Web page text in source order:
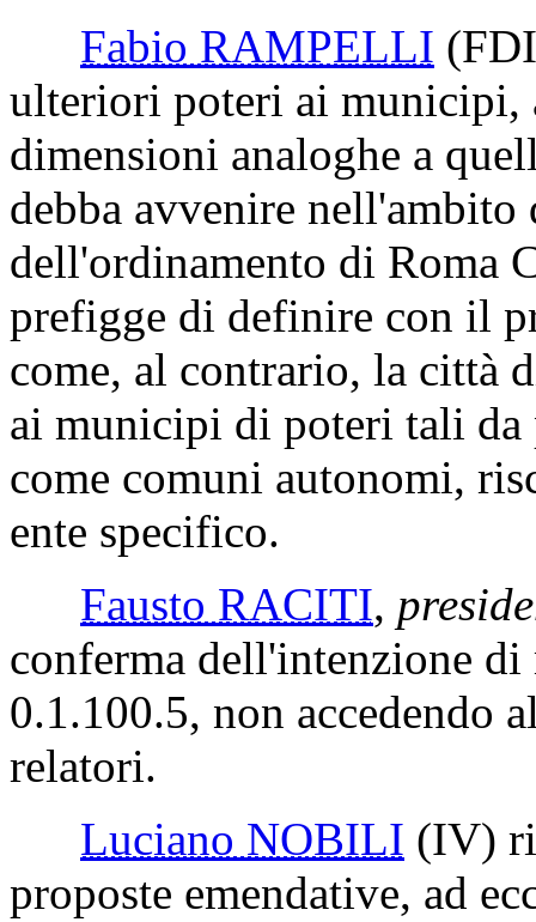
Fabio RAMPELLI
ulteriori poteri ai municipi,
dimensioni analoghe a
debba avvenire nell'ambito
dell'ordinamento di Roma
prefigge di definire con il
come, al contrario, la città
ai municipi di poteri tali
come comuni autonomi,
ente specifico.
Fausto RACITI,
conferma dell'intenzione di
0.1.100.5, non
relatori.
Luciano NOBILI (IV)
proposte emendative, ad